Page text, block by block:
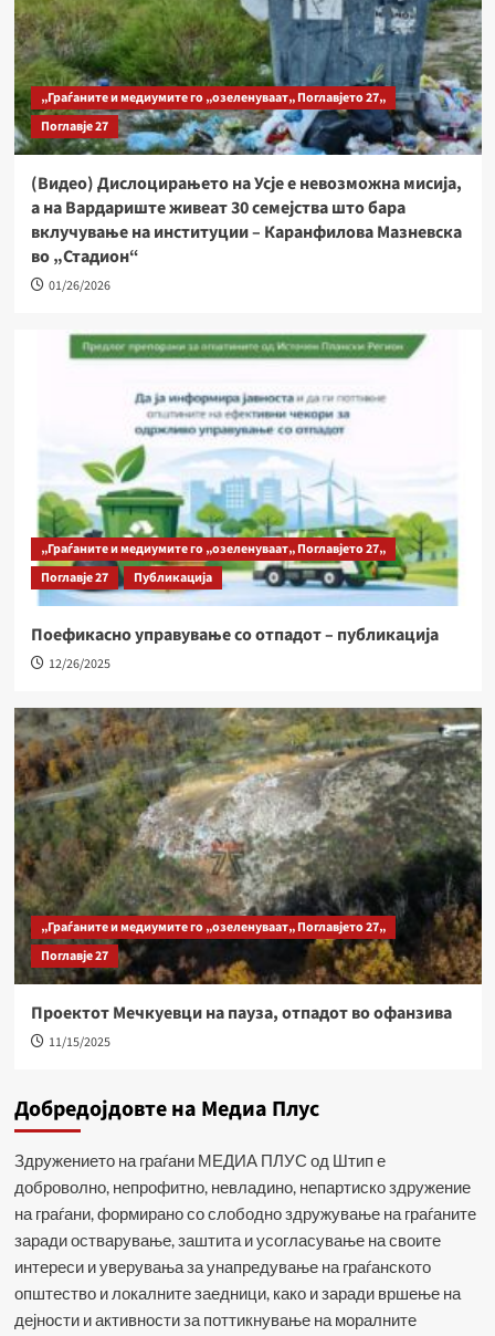
„Граѓаните и медиумите го „озеленуваат„ Поглавјето 27„
Поглавје 27
(Видео) Дислоцирањето на Усје е невозможна мисија,
а на Вардариште живеат 30 семејства што бара
вклучување на институции – Каранфилова Мазневска
во „Стадион“
01/26/2026
„Граѓаните и медиумите го „озеленуваат„ Поглавјето 27„
Поглавје 27
Публикација
Поефикасно управување со отпадот – публикација
12/26/2025
„Граѓаните и медиумите го „озеленуваат„ Поглавјето 27„
Поглавје 27
Проектот Мечкуевци на пауза, отпадот во офанзива
11/15/2025
Добредојдовте на Медиа Плус
Здружението на граѓани МЕДИА ПЛУС од Штип е
доброволно, непрофитно, невладино, непартиско здружение
на граѓани, формирано со слободно здружување на граѓаните
заради остварување, заштита и усогласување на своите
интереси и уверувања за унапредување на граѓанското
општество и локалните заедници, како и заради вршење на
дејности и активности за поттикнување на моралните